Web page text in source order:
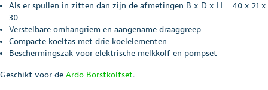
Als er spullen in zitten dan zijn de afmetingen B x D x H = 40 x 21 x
30
Verstelbare omhangriem en aangename draaggreep
Compacte koeltas met drie koelelementen
Beschermingszak voor elektrische melkkolf en pompset
Geschikt voor de Ardo Borstkolfset.